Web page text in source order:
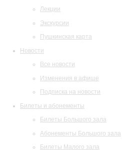
Лекции
Экскурсии
Пушкинская карта
Новости
Все новости
Изменения в афише
Подписка на новости
Билеты и абонементы
Билеты Большого зала
Абонементы Большого зала
Билеты Малого зала